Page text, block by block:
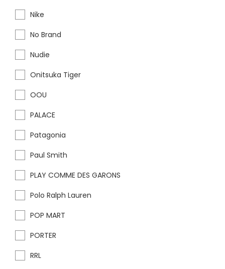
Nike
No Brand
Nudie
Onitsuka Tiger
OOU
PALACE
Patagonia
Paul Smith
PLAY COMME DES GARONS
Polo Ralph Lauren
POP MART
PORTER
RRL